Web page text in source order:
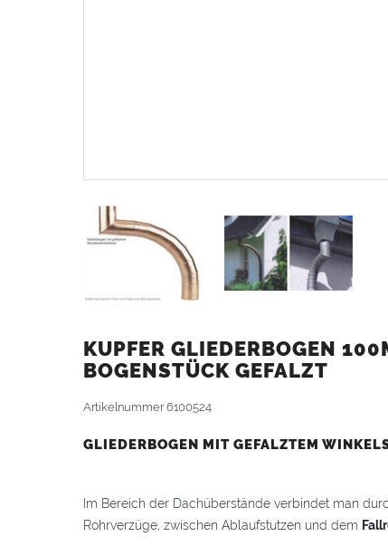
KUPFER GLIEDERBOGEN
BOGENSTÜCK GEFALZT
Artikelnummer6100524
GLIEDERBOGEN MIT GEFALZTEM
Im Bereich der Dachüberstände verbindet man
Rohrverzüge, zwischen Ablaufstutzen und dem